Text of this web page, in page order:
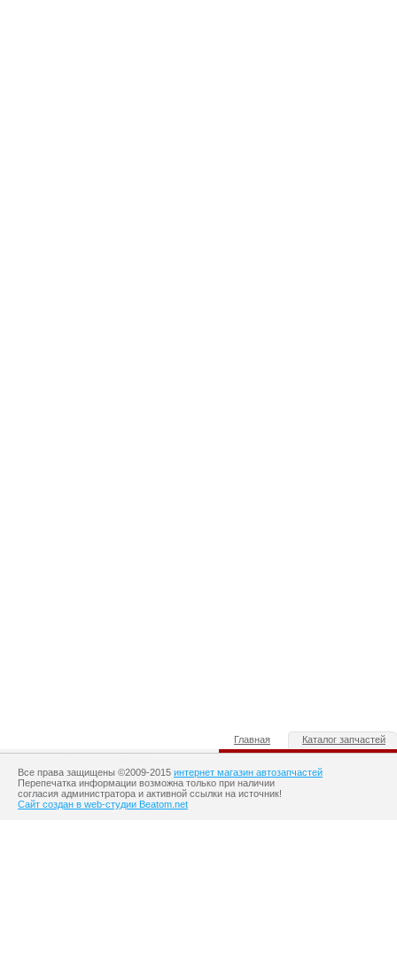
Главная Каталог запчастей
Все права защищены ©2009-2015 интернет магазин автозапчастей
Перепечатка информации возможна только при наличии
согласия администратора и активной ссылки на источник!
Сайт создан в web-студии Beatom.net